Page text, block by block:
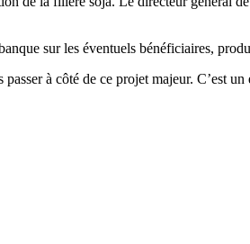
sur les éventuels bénéficiaires,
passer à côté de ce projet majeur. C’est